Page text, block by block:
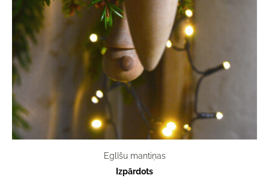
Eglīšu mantiņas
Izpārdots